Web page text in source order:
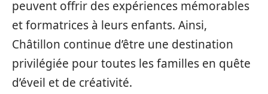
peuvent offrir des expériences mémorables
et formatrices à leurs enfants. Ainsi,
Châtillon continue d’être une destination
privilégiée pour toutes les familles en quête
d’éveil et de créativité.